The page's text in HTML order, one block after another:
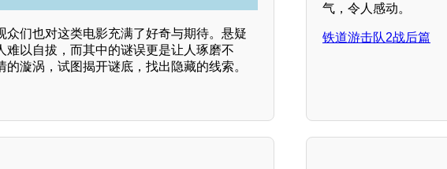
们也对这类电影充满了好奇与期待。悬疑
难以自拔，而其中的谜误更是让人琢磨不
漩涡，试图揭开谜底，找出隐藏的线索。
气，令人感动。
铁道游击队2战后篇